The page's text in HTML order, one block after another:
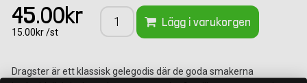
45.00kr
15.00kr /st
Lägg i varukorgen
Dragster är ett klassisk gelegodis där de goda smakerna